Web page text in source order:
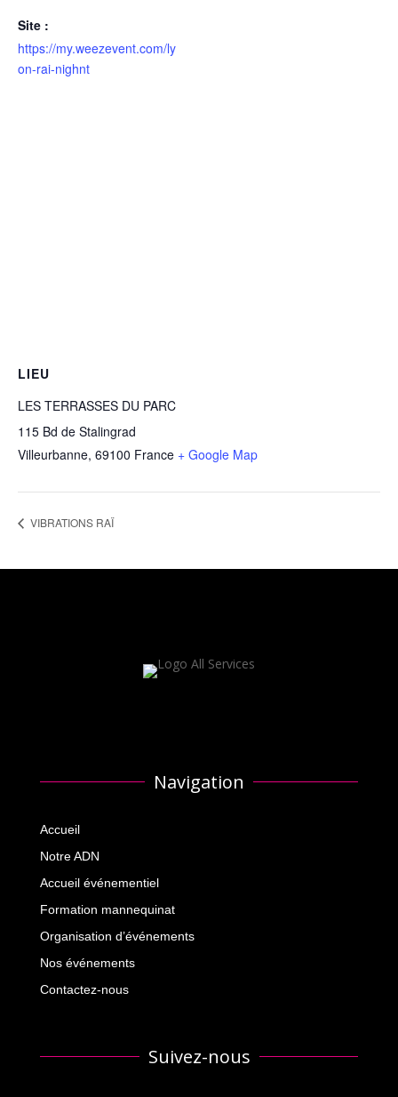
Site :
https://my.weezevent.com/ly
on-rai-nighnt
LIEU
LES TERRASSES DU PARC
115 Bd de Stalingrad
Villeurbanne, 69100 France + Google Map
VIBRATIONS RAÏ
Navigation
Accueil
Notre ADN
Accueil événementiel
Formation mannequinat
Organisation d’événements
Nos événements
Contactez-nous
Suivez-nous